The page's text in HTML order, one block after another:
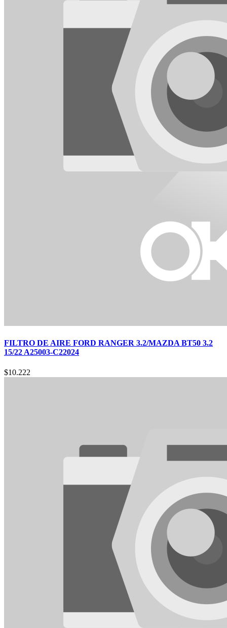
FILTRO DE AIRE FORD RANGER 3.2/MAZDA BT50 3.2
15/22 A25003-C22024
$10.222